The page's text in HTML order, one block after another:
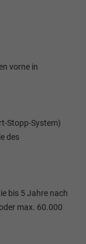
vorne in
Stopp-System)
des
bis 5 Jahre nach
max. 60.000